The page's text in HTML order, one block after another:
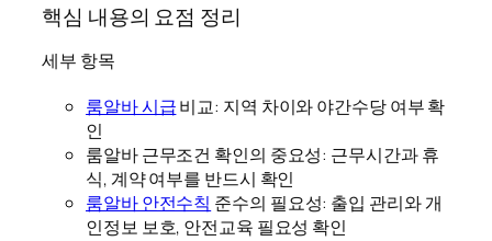
핵심 내용의 요점 정리
세부 항목
룸알바 시급비교: 지역 차이와 야간수당 여부 확
인
룸알바 근무조건 확인의 중요성: 근무시간과 휴
식, 계약 여부를 반드시 확인
룸알바 안전수칙 준수의 필요성: 출입 관리와 개
인정보 보호, 안전교육 필요성 확인